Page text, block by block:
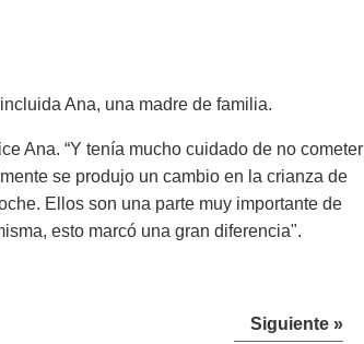
Ana, una madre de familia.
Ana. “Y tenía mucho cuidado de no cometer
se produjo un cambio en la crianza de
Ellos son una parte muy importante de
esto marcó una gran diferencia".
Siguiente »